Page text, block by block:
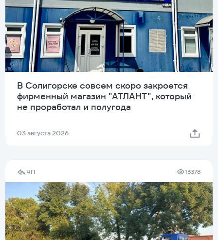
В Солигорске совсем скоро закроется
фирменный магазин "АТЛАНТ", который
не проработал и полугода
03 августа 2026
ЧП 13378